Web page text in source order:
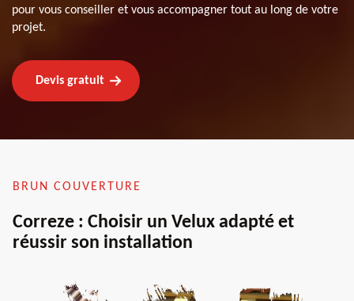
pour vous conseiller et vous accompagner tout au long de votre
projet.
Devis gratuit
BRUN COUVERTURE
Correze : Choisir un Velux adapté et
réussir son installation